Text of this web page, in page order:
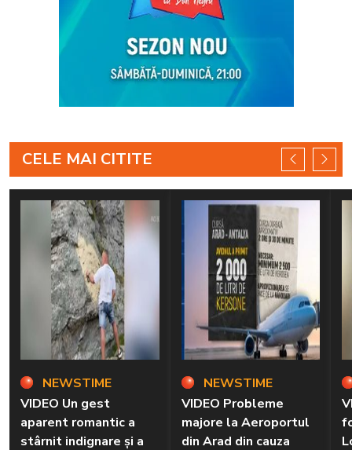
CELE MAI CITITE
NEWSTIME
VIDEO Un gest
aparent romantic a
stârnit indignare și a
NEWSTIME
VIDEO Probleme
majore la Aeroportul
din Arad din cauza